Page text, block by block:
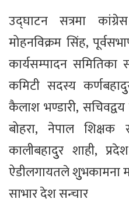
उद्घाटन सत्रमा
मोहनविक्रम सिंह,
कार्यसम्पादन समितिका
कमिटी सदस्य
कैलाश भण्डारी,
बोहरा, नेपाल शिक्षक
कालीबहादुुर शाही,
ऐडीलगायतले शुुभकामना
साभार देश सन्चार